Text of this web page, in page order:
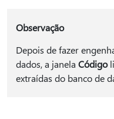
Observação
Depois de fazer
dados, a janela Código
extraídas do banco de